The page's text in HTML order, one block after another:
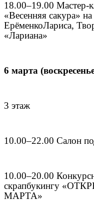
18.00–19.00 Мастер-
«Весенняя сакура»
ЕрёменкоЛариса,
«Лариана»
6 марта
3 этаж
10.00–22.00 Салон
10.00–20.00
скрапбукингу
МАРТА»